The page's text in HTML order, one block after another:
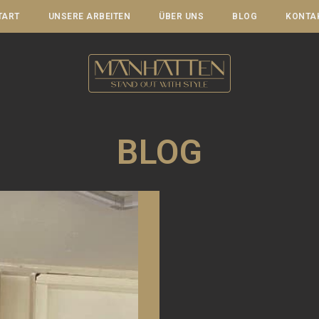
UNSERE ARBEITEN ÜBER UNS BLOG
BLOG